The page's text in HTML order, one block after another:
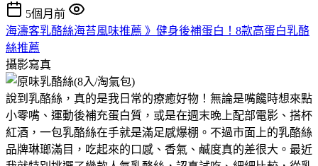
5個月前
海濤客乳酪絲海苔風味推薦 》健身後補蛋白！8款高蛋白乳酪
絲推薦
攝影寫真
說到乳酪絲，真的是我日常的療癒好物！無論是嘴饞時想來點
小零嘴、運動後補充蛋白質，或是在週末晚上配部電影、搭杯
紅酒，一包乳酪絲在手就是滿足感爆棚。不過市面上的乳酪絲
品牌琳瑯滿目，吃起來的口感、香氣、鹹度真的差很大。最近